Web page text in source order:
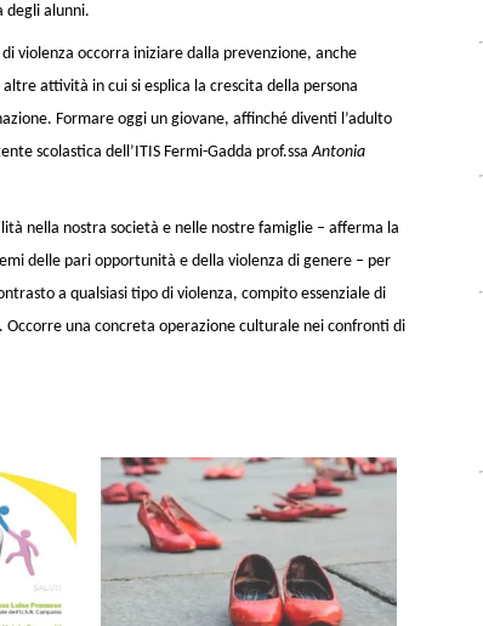
degli alunni.
violenza occorra iniziare dalla prevenzione, anche
attività in cui si esplica la crescita della persona
Formare oggi un giovane, affinché diventi l’adulto
scolastica dell’ITIS Fermi-Gadda prof.ssaAntonia
nella nostra società e nelle nostre famiglie – afferma la
delle pari opportunità e della violenza di genere – per
a qualsiasi tipo di violenza, compito essenziale di
una concreta operazione culturale nei confronti di